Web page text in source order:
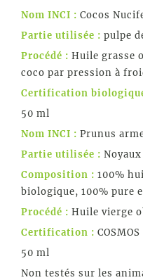
Nom INCI : Cocos
Partie utilisée : pulpe
Procédé : Huile grasse
coco par pression à
Certification
50 ml
Nom INCI : Prunus
Partie utilisée : Noyaux
Composition : 100%
biologique, 100% pure
Procédé : Huile vierge
Certification :
50 ml
Non testés sur les